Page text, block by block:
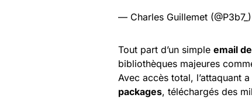
— Charles Guillemet (@P3b7_)
Tout part d’un simple email
bibliothèques majeures
Avec accès total, l’attaquant a
packages, téléchargés des